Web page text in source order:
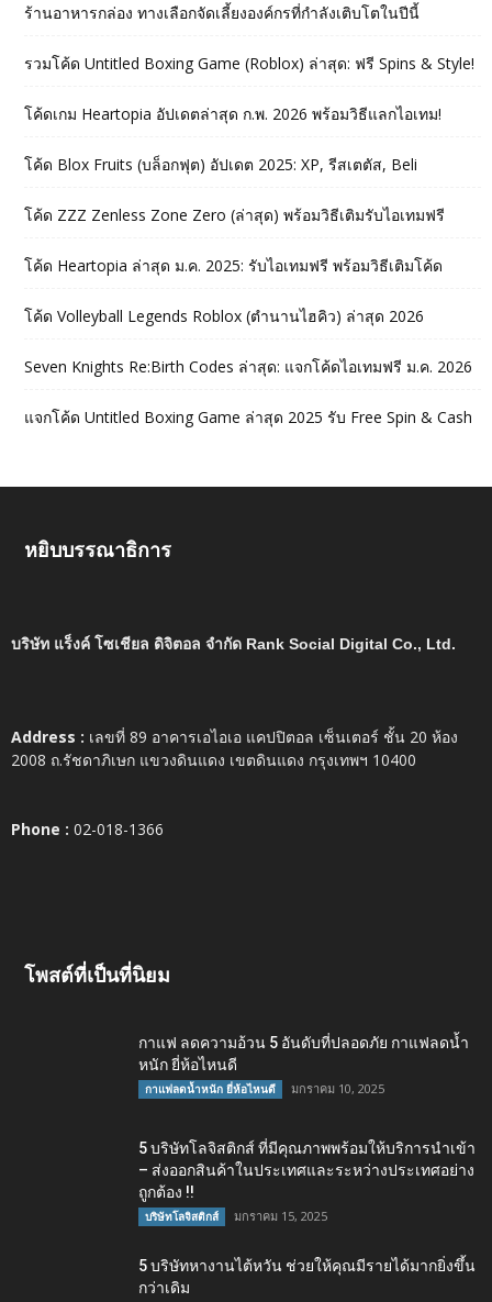
ร้านอาหารกล่อง ทางเลือกจัดเลี้ยงองค์กรที่กำลังเติบโตในปีนี้
รวมโค้ด Untitled Boxing Game (Roblox) ล่าสุด: ฟรี Spins & Style!
โค้ดเกม Heartopia อัปเดตล่าสุด ก.พ. 2026 พร้อมวิธีแลกไอเทม!
โค้ด Blox Fruits (บล็อกฟุต) อัปเดต 2025: XP, รีสเตตัส, Beli
โค้ด ZZZ Zenless Zone Zero (ล่าสุด) พร้อมวิธีเติมรับไอเทมฟรี
โค้ด Heartopia ล่าสุด ม.ค. 2025: รับไอเทมฟรี พร้อมวิธีเติมโค้ด
โค้ด Volleyball Legends Roblox (ตำนานไฮคิว) ล่าสุด 2026
Seven Knights Re:Birth Codes ล่าสุด: แจกโค้ดไอเทมฟรี ม.ค. 2026
แจกโค้ด Untitled Boxing Game ล่าสุด 2025 รับ Free Spin & Cash
หยิบบรรณาธิการ
บริษัท แร็งค์ โซเชียล ดิจิตอล จำกัด Rank Social Digital Co., Ltd.
Address : เลขที่ 89 อาคารเอไอเอ แคปปิตอล เซ็นเตอร์ ชั้น 20 ห้อง
2008 ถ.รัชดาภิเษก แขวงดินแดง เขตดินแดง กรุงเทพฯ 10400
Phone : 02-018-1366
โพสต์ที่เป็นที่นิยม
กาแฟ ลดความอ้วน 5 อันดับที่ปลอดภัย กาแฟลดน้ำ
หนัก ยี่ห้อไหนดี
กาแฟลดน้ำหนัก ยี่ห้อไหนดี มกราคม 10, 2025
5 บริษัทโลจิสติกส์ ที่มีคุณภาพพร้อมให้บริการนำเข้า
– ส่งออกสินค้าในประเทศและระหว่างประเทศอย่าง
ถูกต้อง !!
บริษัทโลจิสติกส์ มกราคม 15, 2025
5 บริษัทหางานไต้หวัน ช่วยให้คุณมีรายได้มากยิ่งขึ้น
กว่าเดิม